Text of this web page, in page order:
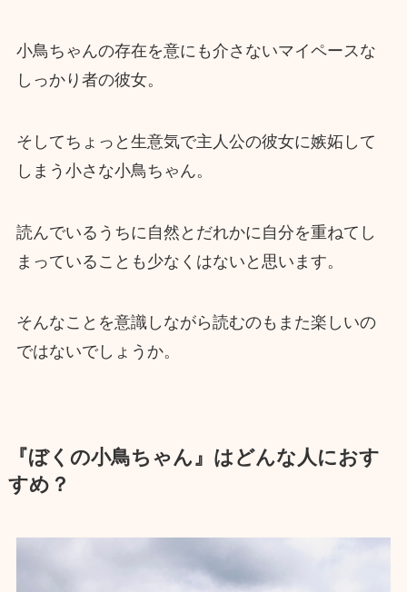
小鳥ちゃんの存在を意にも介さないマイペースな
しっかり者の彼女。
そしてちょっと生意気で主人公の彼女に嫉妬して
しまう小さな小鳥ちゃん。
読んでいるうちに自然とだれかに自分を重ねてし
まっていることも少なくはないと思います。
そんなことを意識しながら読むのもまた楽しいの
ではないでしょうか。
『ぼくの小鳥ちゃん』はどんな人におす
すめ？